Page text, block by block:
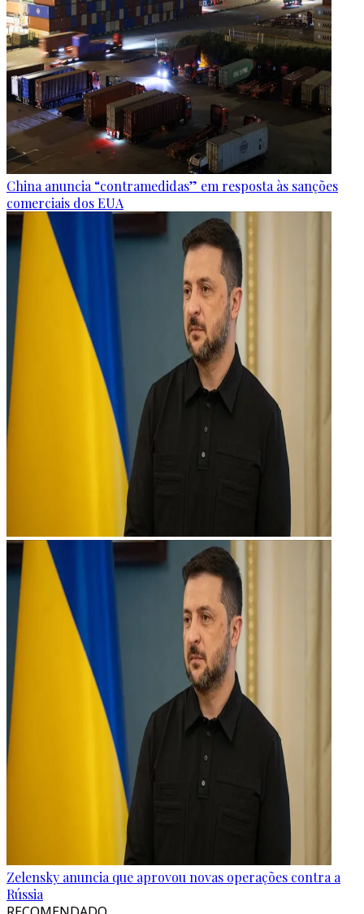
China anuncia “contramedidas” em resposta às sanções
comerciais dos EUA
Zelensky anuncia que aprovou novas operações contra a
Rússia